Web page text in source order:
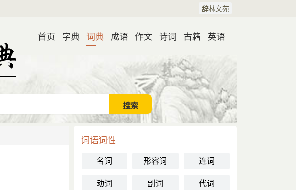
辞林文苑
首页 字典 词典 成语 作文 诗词 古籍 英语
词语词性
名词 形容词
连词
动词
副词
代词